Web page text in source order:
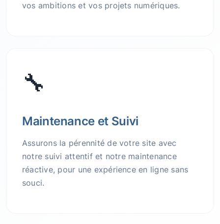
vos ambitions et vos projets numériques.
🔧
Maintenance et Suivi
Assurons la pérennité de votre site avec
notre suivi attentif et notre maintenance
réactive, pour une expérience en ligne sans
souci.